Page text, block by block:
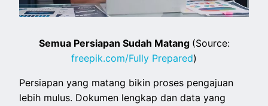
Semua Persiapan Sudah Matang (Source:
freepik.com/Fully Prepared)
Persiapan yang matang bikin proses pengajuan
lebih mulus. Dokumen lengkap dan data yang